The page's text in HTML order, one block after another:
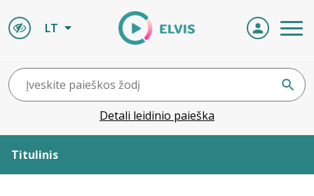
LT
Detali leidinio paieška
Titulinis